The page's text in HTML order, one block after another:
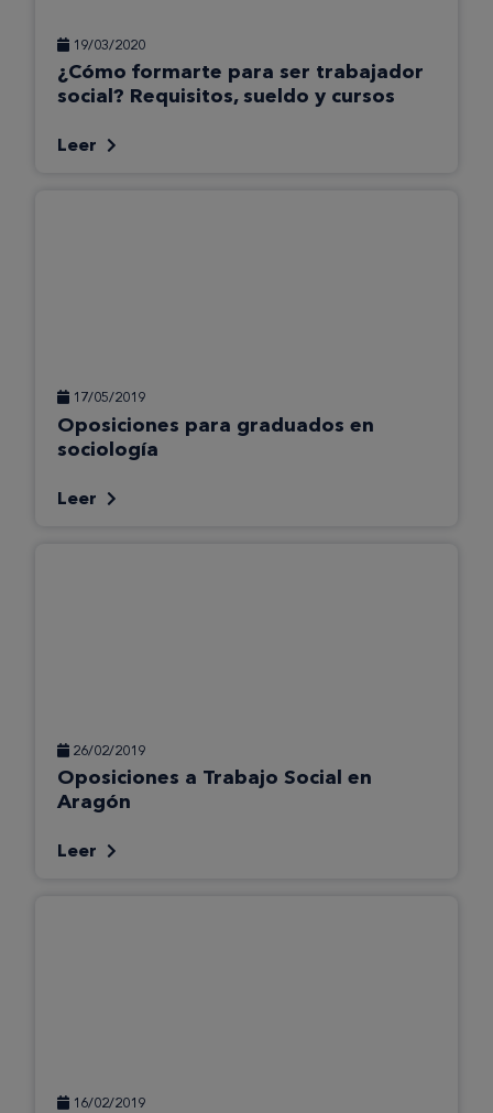
19/03/2020
¿Cómo formarte para ser trabajador
social? Requisitos, sueldo y cursos
Leer
17/05/2019
Oposiciones para graduados en
sociología
Leer
26/02/2019
Oposiciones a Trabajo Social en
Aragón
Leer
16/02/2019